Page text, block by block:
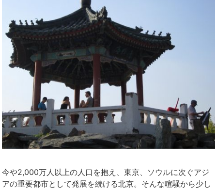
今や2,000万人以上の人口を抱え、東京、ソウルに次ぐアジ
アの重要都市として発展を続ける北京。そんな喧騒から少し